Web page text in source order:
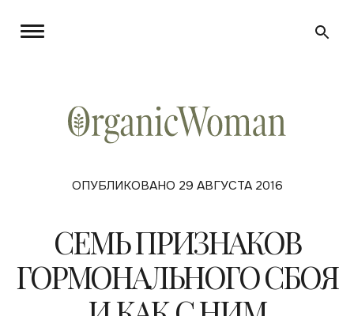
ОПУБЛИКОВАНО 29 АВГУСТА 2016
СЕМЬ ПРИЗНАКОВ
ГОРМОНАЛЬНОГО СБОЯ